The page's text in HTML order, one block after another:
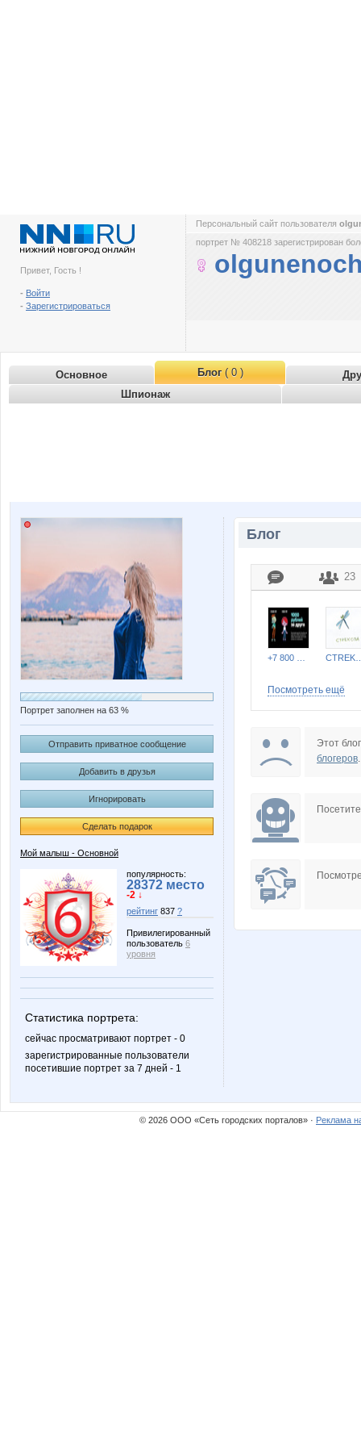
Привет, Гость !
- Войти
- Зарегистрироваться
Персональный сайт пользователя
портрет № 408218 зарегистрирован
Основное Блог( 0 )
Шпионаж
Портрет заполнен на 63 %
Отправить приватное сообщение
Добавить в друзья
Игнорировать
Сделать подарок
Мой малыш - Основной
популярность:
28372 место
-2 ↓
рейтинг 837 ?
Привилегированный
пользователь 6
уровня
Статистика портрета:
сейчас просматривают портрет - 0
зарегистрированные пользователи
посетившие портрет за 7 дней - 1
Блог
23
Посмотреть ещё
Этот
блогеров.
© 2026 ООО «Сеть городских порталов» · Реклама